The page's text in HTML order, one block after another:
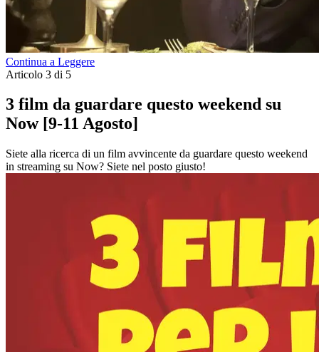
Continua a Leggere
Articolo 3 di 5
3 film da guardare questo weekend su
Now [9-11 Agosto]
Siete alla ricerca di un film avvincente da guardare questo weekend
in streaming su Now? Siete nel posto giusto!